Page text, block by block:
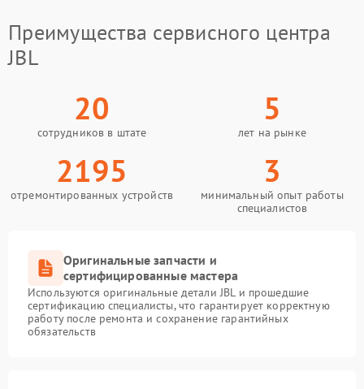
Преимущества сервисного центра
JBL
20
сотрудников в штате
5
лет на рынке
2195
отремонтированных устройств
3
минимальный опыт работы
специалистов
Оригинальные запчасти и
сертифицированные мастера
Используются оригинальные детали JBL и прошедшие
сертификацию специалисты, что гарантирует корректную
работу после ремонта и сохранение гарантийных
обязательств